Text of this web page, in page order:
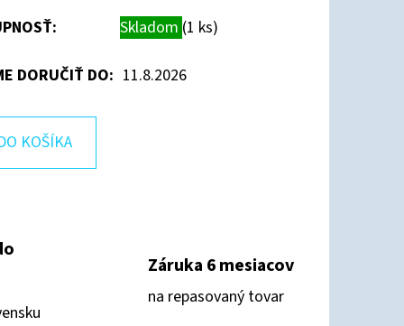
Skladom (1 ks)
DORUČIŤ DO: 11.8.2026
KOŠÍKA
Záruka 6 mesiacov
na repasovaný tovar